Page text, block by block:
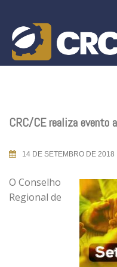
content
CRC/CE realiza evento
14 DE SETEMBRO DE 2018
O Conselho
Regional de